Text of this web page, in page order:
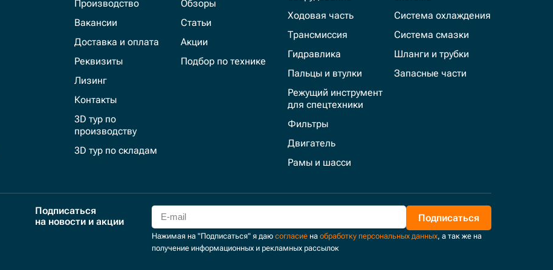
Производство
Вакансии
Доставка и оплата
Реквизиты
Лизинг
Контакты
3D тур по
производству
3D тур по складам
Обзоры
Статьи
Акции
Подбор по технике
Ходовая часть
Трансмиссия
Гидравлика
Пальцы и втулки
Режущий инструмент
для спецтехники
Фильтры
Двигатель
Рамы и шасси
Система охлаждения
Система смазки
Шланги и трубки
Запасные части
Подписаться
на новости и акции
Подписаться
Нажимая на "Подписаться" я даю согласиена обработку персональных данных, а так же на
получение информационных и рекламных рассылок